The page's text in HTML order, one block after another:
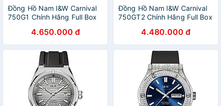
Đồng Hồ Nam I&W Carnival
750G1 Chính Hãng Full Box
Xước Dây Thép Cao Cấp
BH24T (Máy Cơ Tự Động)
4.650.000 đ
Đồng Hồ Nam I&W Carnival
750GT2 Chính Hãng Full Box
Xước Dây Thép Cao Cấp
BH24T (Máy Cơ Tự Động)
4.480.000 đ